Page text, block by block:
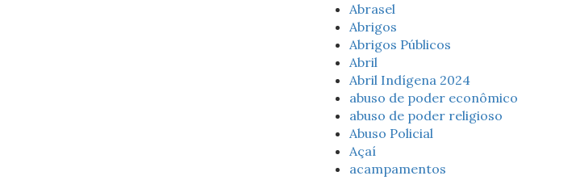
Abrasel
Abrigos
Abrigos Públicos
Abril
Abril Indígena 2024
abuso de poder econômico
abuso de poder religioso
Abuso Policial
Açaí
acampamentos